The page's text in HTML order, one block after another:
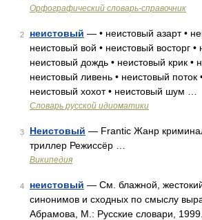
Орфографический словарь-справочник
2 неистовый — • неистовый азарт •
неистовый вой • неистовый восторг •
неистовый дождь • неистовый крик •
неистовый ливень • неистовый поток
неистовый хохот • неистовый шум …
Словарь русской идиоматики
3 Неистовый — Frantic Жанр
триллер Режиссёр …
Википедия
4 неистовый — См. блажной,
синонимов и сходных по смыслу
Абрамова, М.: Русские словари,